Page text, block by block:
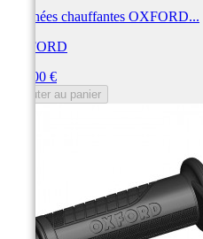
Poignées chauffantes OXFORD...
OXFORD
102,00 €
Ajouter au panier